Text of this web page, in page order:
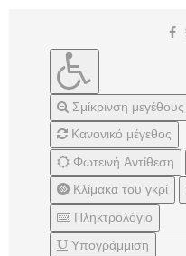
Σμίκρινση μεγέθους
Κανονικό μέγεθος
Φωτεινή Αντίθεση
Κλίμακα του γκρί
Πληκτρολόγιο
Υπογράμμιση